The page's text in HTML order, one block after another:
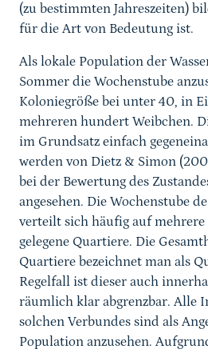
(zu bestimmten Jahreszeiten)
für die Art von Bedeutung ist.
Als lokale Population der
Sommer die Wochenstube
Koloniegröße bei unter 40, in
mehreren hundert Weibchen.
im Grundsatz einfach
werden von Dietz & Simon
bei der Bewertung des
angesehen. Die Wochenstube
verteilt sich häufig auf
gelegene Quartiere. Die
Quartiere bezeichnet man als
Regelfall ist dieser auch
räumlich klar abgrenzbar. Alle
solchen Verbundes sind als
Population anzusehen.